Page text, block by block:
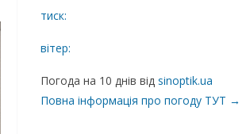
к
ц
тиск:
вітер:
Погода на 10 днів від sinoptik.ua
Повна інформація про погоду ТУТ →